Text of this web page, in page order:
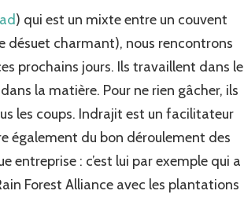
) qui est un mixte entre un couvent
désuet charmant), nous rencontrons
prochains jours. Ils travaillent dans le
la matière. Pour ne rien gâcher, ils
les coups. Indrajit est un facilitateur
également du bon déroulement des
entreprise : c’est lui par exemple qui a
Forest Alliance avec les plantations